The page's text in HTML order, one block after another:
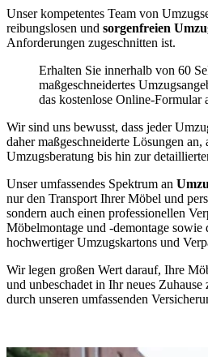
Unser kompetentes Team von
reibungslosen und sorgenfreien
Anforderungen zugeschnitten ist.
Erhalten Sie innerhalb von 60
maßgeschneidertes
das kostenlose Online-Formular
Wir sind uns bewusst, dass jeder
daher maßgeschneiderte Lösungen an,
Umzugsberatung bis hin zur
Unser umfassendes Spektrum an
nur den Transport Ihrer Möbel und
sondern auch einen professionellen
Möbelmontage und -demontage sowie
hochwertiger Umzugskartons und
Wir legen großen Wert darauf, Ihre
und unbeschadet in Ihr neues
durch unseren umfassenden